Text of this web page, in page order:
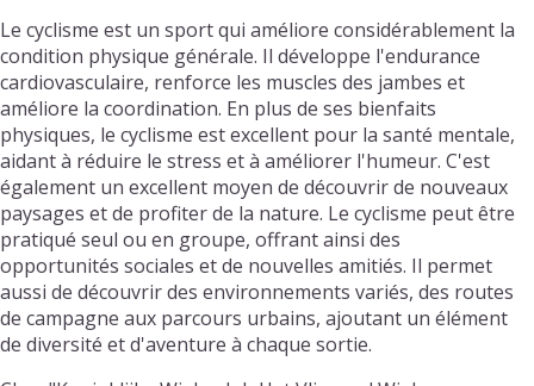
Le cyclisme est un sport qui améliore considérablement la
condition physique générale. Il développe l'endurance
cardiovasculaire, renforce les muscles des jambes et
améliore la coordination. En plus de ses bienfaits
physiques, le cyclisme est excellent pour la santé mentale,
aidant à réduire le stress et à améliorer l'humeur. C'est
également un excellent moyen de découvrir de nouveaux
paysages et de profiter de la nature. Le cyclisme peut être
pratiqué seul ou en groupe, offrant ainsi des
opportunités sociales et de nouvelles amitiés. Il permet
aussi de découvrir des environnements variés, des routes
de campagne aux parcours urbains, ajoutant un élément
de diversité et d'aventure à chaque sortie.